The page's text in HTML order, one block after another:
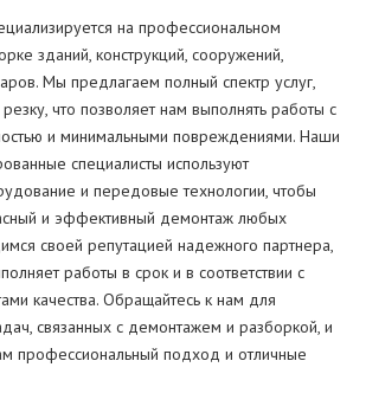
на профессиональном
зданий, конструкций, сооружений,
Мы предлагаем полный спектр услуг,
что позволяет нам выполнять работы с
и минимальными повреждениями. Наши
специалисты используют
и передовые технологии, чтобы
и эффективный демонтаж любых
своей репутацией надежного партнера,
работы в срок и в соответствии с
качества. Обращайтесь к нам для
связанных с демонтажем и разборкой, и
профессиональный подход и отличные